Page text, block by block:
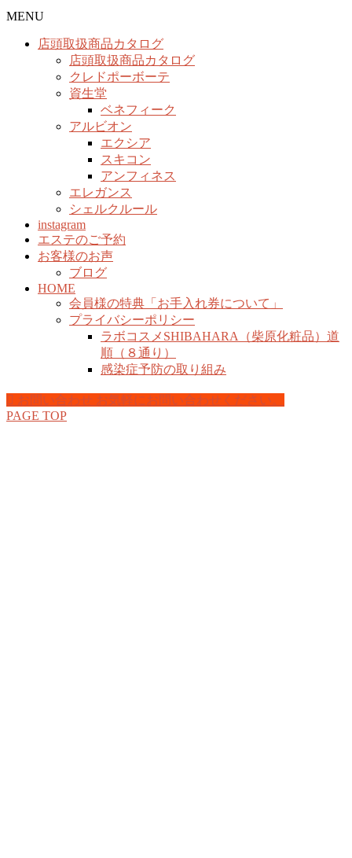
MENU
店頭取扱商品カタログ
店頭取扱商品カタログ
クレドポーボーテ
資生堂
ベネフィーク
アルビオン
エクシア
スキコン
アンフィネス
エレガンス
シェルクルール
instagram
エステのご予約
お客様のお声
ブログ
HOME
会員様の特典「お手入れ券について」
プライバシーポリシー
ラボコスメSHIBAHARA（柴原化粧品）道
順（８通り）
感染症予防の取り組み
お問い合わせ お気軽にお問い合わせください。
PAGE TOP